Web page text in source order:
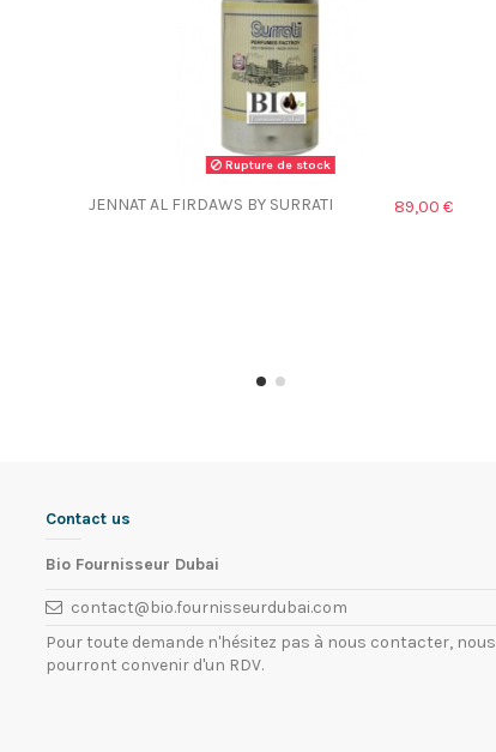
Rupture de stock
JENNAT AL FIRDAWS BY SURRATI 89,00 €
Contact us
Bio Fournisseur Dubai
contact@bio.fournisseurdubai.com
Pour toute demande n'hésitez pas à nous contacter, nous
pourront convenir d'un RDV.